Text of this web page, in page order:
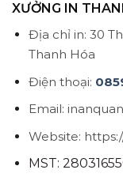
XƯỞNG IN
Địa chỉ in: 30
Thanh Hóa
Điện thoại:
Email:
Website:
MST: